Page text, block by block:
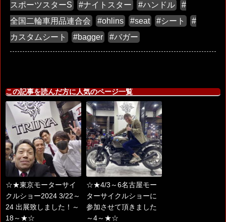
スポーツスターS
#ナイトスター #ハンドル
#
全国二輪車用品連合会
#ohlins #seat #シート
#
カスタムシート
#bagger #バガー
この記事を読んだ方に人気のページ一覧
☆★東京モーターサイ
クルショー2024 3/22～
24 出展致しました！～
18～★☆
☆★4/3～6名古屋モー
ターサイクルショーに
参加させて頂きました
～4～★☆